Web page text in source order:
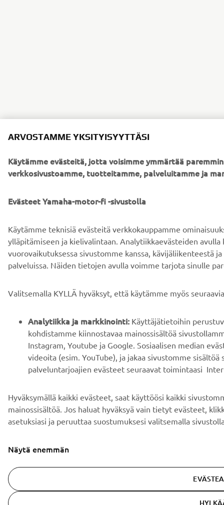
ARVOSTAMME YKSITYISYYTTÄSI
Käytämme evästeitä, jotta voisimme ymmärtää
verkkosivustoamme, tuotteitamme, palveluitamme ja
Evästeet Yamaha-motor-fi -sivustolla
Käytämme teknisiä evästeitä verkkokauppamme
ylläpitämiseen ja kielivalintaan. Analytiikkaevästeiden
vuorovaikutuksessa sivustomme kanssa, kävijäliikenteestä
palveluissa. Näiden tietojen avulla voimme tarjota sinulle
Valitsemalla KYLLÄ hyväksyt, että käytämme myös
Analytiikka ja markkinointi: Käyttäjätietoihin
kohdistamme kiinnostavaa mainossisältöä
Instagram, Youtube ja Google. Sosiaalisen median
videoita (esim. YouTube), ja jakaa sivustomme sisältöä
palveluntarjoajien evästeet seuraavat toimintaasi
Hyväksymällä kaikki evästeet, saat käyttöösi kaikki
mainossisältöä. Jos haluat hyväksyä vain tietyt evästeet,
asetuksiasi ja peruuttaa suostumuksesi valitsemalla
Näytä enemmän